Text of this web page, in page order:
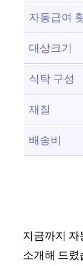
자동급여
대상크기
식탁 구성
재질
배송비
지금까지
소개해 드